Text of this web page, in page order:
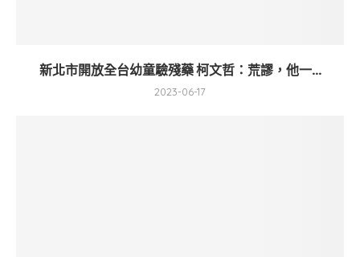
新北市開放全台幼童驗殘藥 柯文哲：荒謬，他一...
2023-06-17